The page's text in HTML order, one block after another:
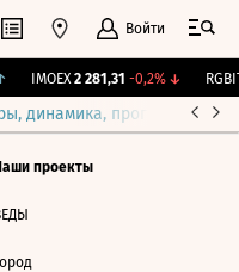
Войти
IMOEX 2 281,31 -0,2%↓
динамика, прогнозы
проекты